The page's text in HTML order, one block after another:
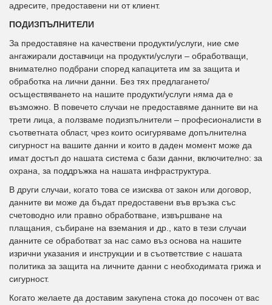
адресите, предоставени ни от клиент.
ПОДИЗПЪЛНИТЕЛИ
За предоставяне на качествени продукти/услуги, ние сме
ангажирали доставчици на продукти/услуги – обработващи,
внимателно подбрани според капацитета им за защита и
обработка на лични данни. Без тях предлагането/
осъществяването на нашите продукти/услуги няма да е
възможно. В повечето случаи не предоставяме данните ви на
трети лица, а ползваме подизпълнители – професионалисти в
съответната област, чрез които осигуряваме допълнителна
сигурност на вашите данни и които в даден момент може да
имат достъп до нашата система с бази данни, включително: за
охрана, за поддръжка на нашата инфраструктура.
В други случаи, когато това се изисква от закон или договор,
данните ви може да бъдат предоставени във връзка със
счетоводно или правно обработване, извършване на
плащания, събиране на вземания и др., като в тези случаи
данните се обработват за нас само въз основа на нашите
изрични указания и инструкции и в съответствие с нашата
политика за защита на личните данни с необходимата грижа и
сигурност.
Когато желаете да доставим закупена стока до посочен от вас